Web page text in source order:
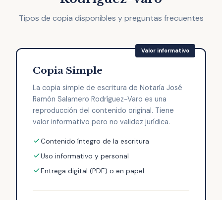
Tipos de copia disponibles y preguntas frecuentes
Copia Simple
La copia simple de escritura de Notaría José
Ramón Salamero Rodríguez-Varo es una
reproducción del contenido original. Tiene
valor informativo pero no validez jurídica.
Contenido íntegro de la escritura
Uso informativo y personal
Entrega digital (PDF) o en papel